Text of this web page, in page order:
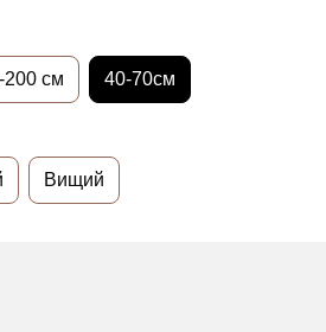
200 см 40-70см
Вищий